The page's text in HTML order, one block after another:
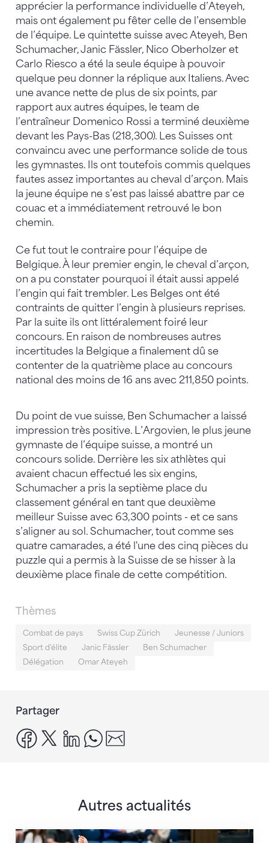
apprécier la performance individuelle d’Ateyeh,
mais ont également pu fêter celle de l’ensemble
de l’équipe. Le quintette suisse avec Ateyeh, Ben
Schumacher, Janic Fässler, Nico Oberholzer et
Carlo Riesco a été la seule équipe à pouvoir
quelque peu donner la réplique aux Italiens. Avec
une avance nette de plus de six points, par
rapport aux autres équipes, le team de
l’entraîneur Domenico Rossi a terminé deuxième
devant les Pays-Bas (218,300). Les Suisses ont
convaincu avec une performance solide de tous
les gymnastes. Ils ont toutefois commis quelques
fautes assez importantes au cheval d’arçon. Mais
la jeune équipe ne s’est pas laissé abattre par ce
couac et a immédiatement retrouvé le bon
chemin.
Ce fut tout le contraire pour l’équipe de
Belgique. À leur premier engin, le cheval d’arçon,
on a pu constater pourquoi il était aussi appelé
l’engin qui fait trembler. Les Belges ont été
contraints de quitter l’engin à plusieurs reprises.
Par la suite ils ont littéralement foiré leur
concours. En raison de nombreuses autres
incertitudes la Belgique a finalement dû se
contenter de la quatrième place au concours
national des moins de 16 ans avec 211,850 points.
Du point de vue suisse, Ben Schumacher a laissé
impression très positive. L’Argovien, le plus jeune
gymnaste de l’équipe suisse, a montré un
concours solide. Derrière les six athlètes qui
avaient chacun effectué les six engins,
Schumacher a pris la septième place du
classement général en tant que deuxième
meilleur Suisse avec 63,300 points - et ce sans
s’aligner au sol. Schumacher, tout comme ses
quatre camarades, a été l'une des cinq pièces du
puzzle qui a permis à la Suisse de se hisser à la
deuxième place finale de cette compétition.
Thèmes
Combat de pays Swiss Cup Zürich
Jeunesse / Juniors
Sport d'élite
Janic Fässler
Ben Schumacher
Délégation
Omar Ateyeh
Partager
facebook
x linkedinwhatsapp
Autres actualités
Prochaine étape : les Championnats du monde